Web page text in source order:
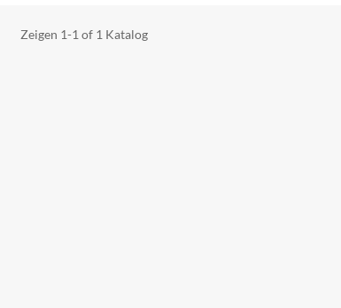
Zeigen 1-1 of 1 Katalog